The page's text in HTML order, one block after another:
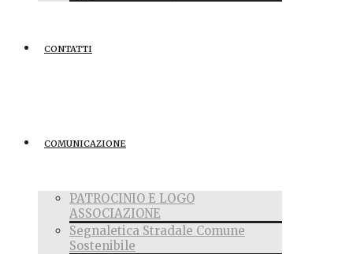
CONTATTI
COMUNICAZIONE
PATROCINIO E LOGO
ASSOCIAZIONE
Segnaletica Stradale Comune
Sostenibile